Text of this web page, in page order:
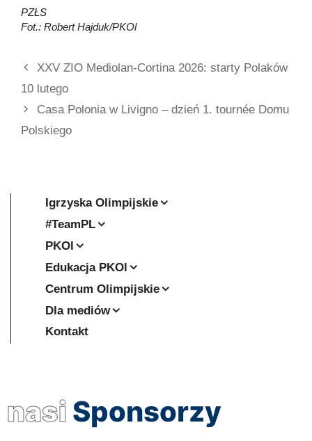
PZŁS
Fot.: Robert Hajduk/PKOl
XXV ZIO Mediolan-Cortina 2026: starty Polaków
10 lutego
Casa Polonia w Livigno – dzień 1. tournée Domu
Polskiego
Igrzyska Olimpijskie
#TeamPL
PKOl
Edukacja PKOl
Centrum Olimpijskie
Dla mediów
Kontakt
nasi Sponsorzy